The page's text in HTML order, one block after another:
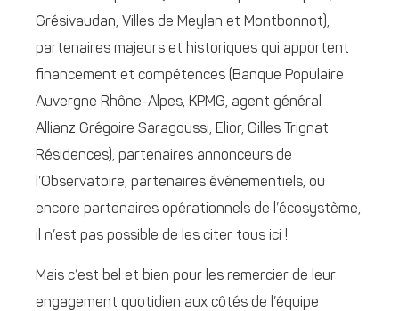
Grésivaudan, Villes de Meylan et Montbonnot),
partenaires majeurs et historiques qui apportent
financement et compétences (Banque Populaire
Auvergne Rhône-Alpes, KPMG, agent général
Allianz Grégoire Saragoussi, Elior, Gilles Trignat
Résidences), partenaires annonceurs de
l’Observatoire, partenaires événementiels, ou
encore partenaires opérationnels de l’écosystème,
il n’est pas possible de les citer tous ici !
Mais c’est bel et bien pour les remercier de leur
engagement quotidien aux côtés de l’équipe